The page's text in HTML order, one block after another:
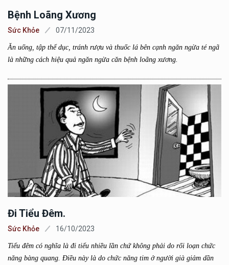
Bệnh Loãng Xương
Sức Khỏe 07/11/2023
Ăn uống, tập thể dục, tránh rượu và thuốc lá bên cạnh ngăn ngừa té ngã
là những cách hiệu quả ngăn ngừa căn bệnh loãng xương.
Đi Tiểu Đêm.
Sức Khỏe 16/10/2023
Tiểu đêm có nghĩa là đi tiểu nhiều lần chứ không phải do rối loạn chức
năng bàng quang. Điều này là do chức năng tim ở người già giảm dần